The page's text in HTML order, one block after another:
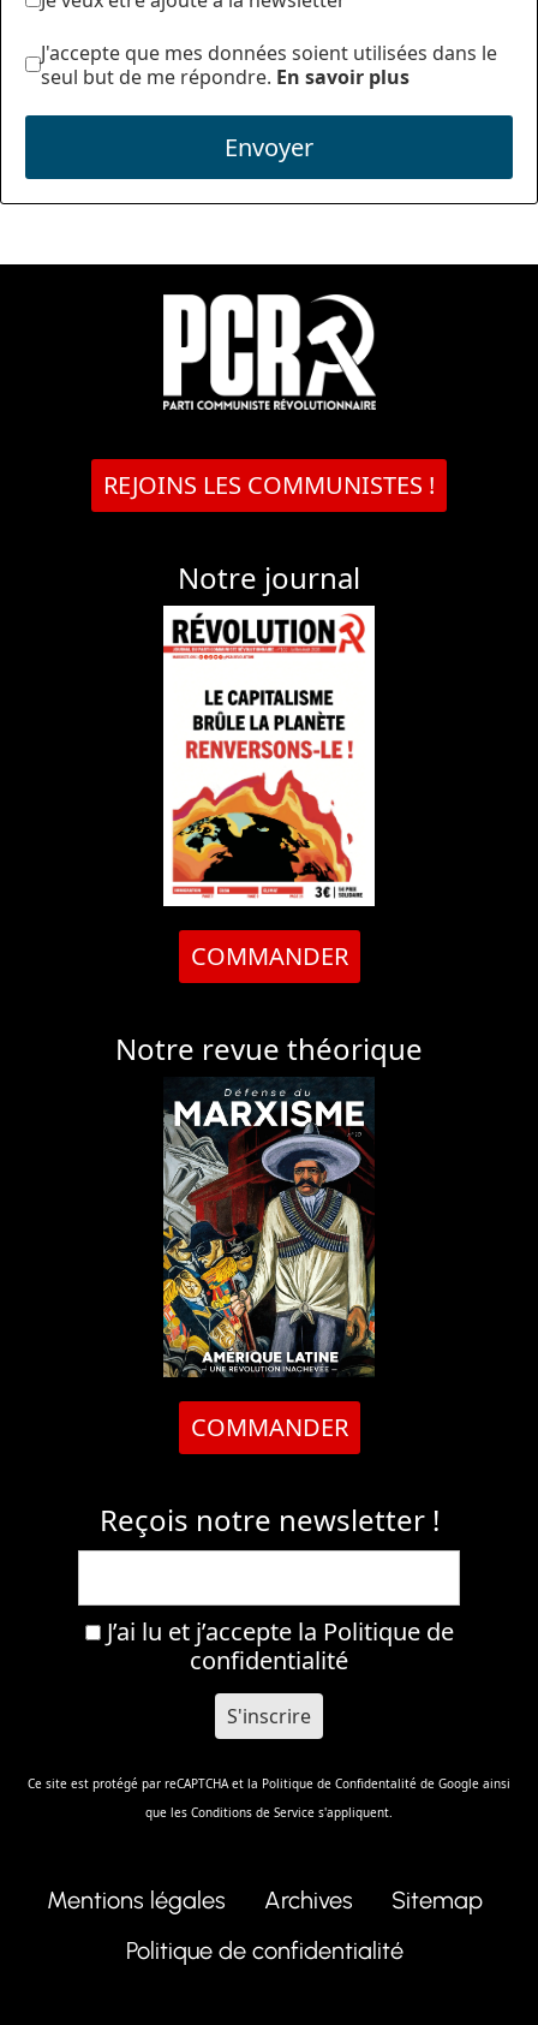
J'accepte que mes données soient utilisées dans le
seul but de me répondre. En savoir plus
Envoyer
REJOINS LES COMMUNISTES !
Notre journal
COMMANDER
Notre revue théorique
COMMANDER
Reçois notre newsletter !
J’ai lu et j’accepte la Politique de
confidentialité
Ce site est protégé par reCAPTCHA et la Politique de Confidentalité de Google ainsi
que les Conditions de Service s'appliquent.
Mentions légales Archives
Sitemap
Politique de confidentialité